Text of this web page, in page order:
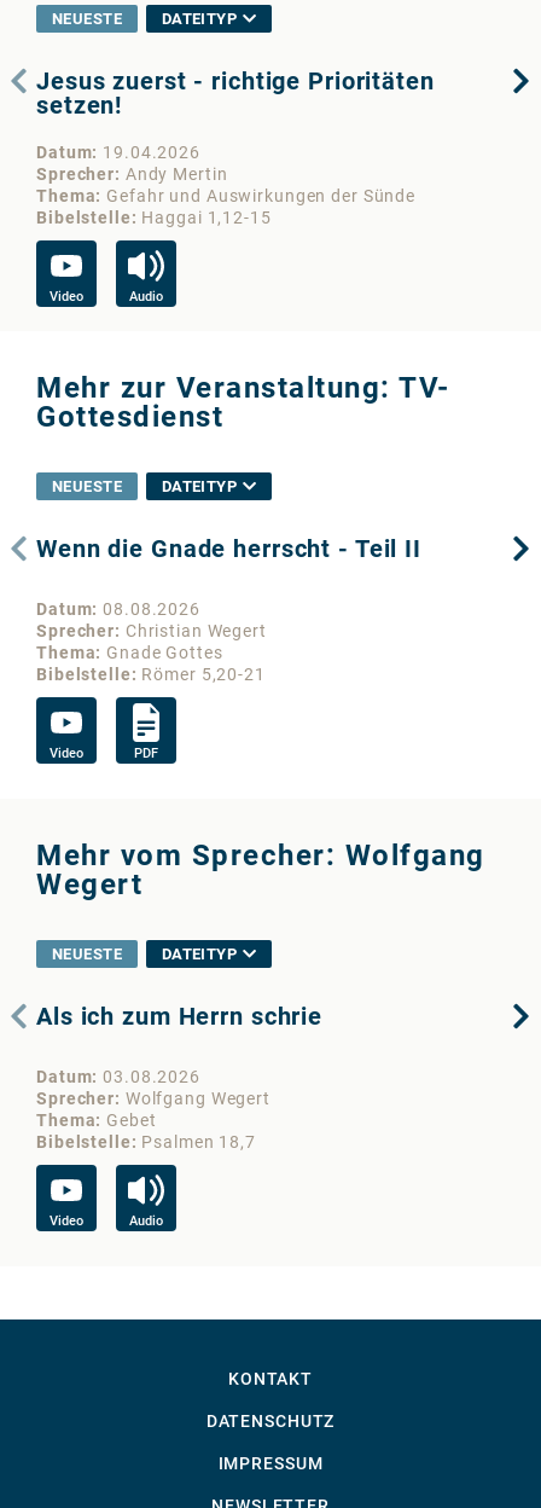
NEUESTE DATEITYP
Jesus zuerst - richtige Prioritäten
setzen!
Datum
19.04.2026
Sprecher
Andy Mertin
Thema
Gefahr und Auswirkungen der Sünde
Bibelstelle
Haggai 1,12-15
Video Audio
Mehr zur Veranstaltung: TV-
Gottesdienst
NEUESTE DATEITYP
Wenn die Gnade herrscht - Teil II
Datum 08.08.2026
Sprecher
Christian Wegert
Thema
Gnade Gottes
Bibelstelle
Römer 5,20-21
Video PDF
Mehr vom Sprecher: Wolfgang
Wegert
NEUESTE DATEITYP
Als ich zum Herrn schrie
Datum 03.08.2026
Sprecher
Wolfgang Wegert
Thema
Gebet
Bibelstelle
Psalmen 18,7
Video Audio
KONTAKT
DATENSCHUTZ
IMPRESSUM